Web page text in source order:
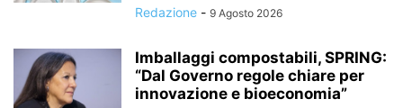
Redazione - 9 Agosto 2026
Imballaggi compostabili, SPRING:
“Dal Governo regole chiare per
innovazione e bioeconomia”